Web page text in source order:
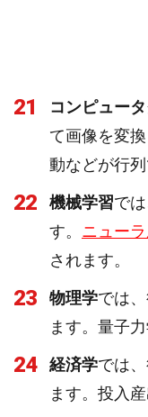
21 コンピュー
て画像を変
動などが行列
22 機械学習で
す。 ニュー
されます。
23 物理学では
ます。量子
24 経済学では
ます。投入